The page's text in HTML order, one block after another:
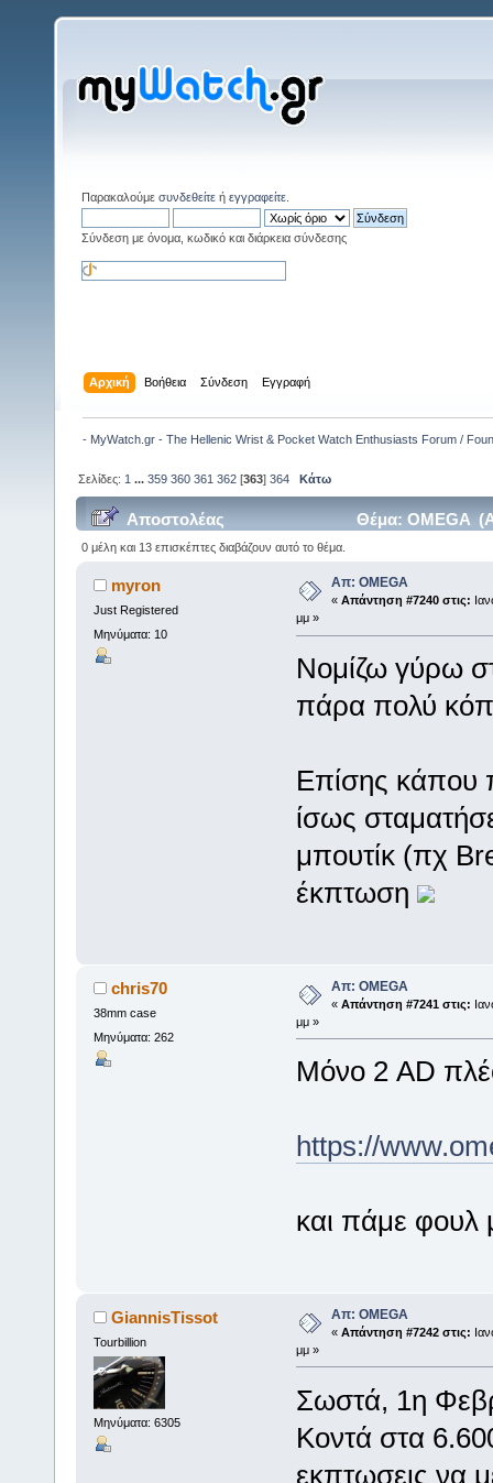
Παρακαλούμε συνδεθείτε ή εγγραφείτε
Σύνδεση με όνομα, κωδικό και διάρκεια σύνδεσης
Αρχική Βοήθεια Σύνδεση Εγγραφή
- MyWatch.gr - The Hellenic Wrist & Pocket Watch Enthusiasts Forum /
Σελίδες: 1 ...359 360 361 362 [363]364 Κάτω
Αποστολέας Θέμα: OMEGA
0 μέλη και 13 επισκέπτες διαβάζουν αυτό το θέμα.
myron
Just Registered
Μηνύματα: 10
Απ: OMEGA
« Απάντηση #7240 στις:
μμ »
Νομίζω γύρω
πάρα πολύ
Επίσης κάπου
ίσως
μπουτίκ (πχ
έκπτωση
chris70
38mm case
Μηνύματα: 262
Απ: OMEGA
« Απάντηση #7241 στις:
μμ »
Μόνο 2 AD
https://
και πάμε φουλ
GiannisTissot
Tourbillion
Μηνύματα: 6305
Απ: OMEGA
« Απάντηση #7242 στις:
μμ »
Σωστά, 1η
Κοντά στα
εκπτωσεις να